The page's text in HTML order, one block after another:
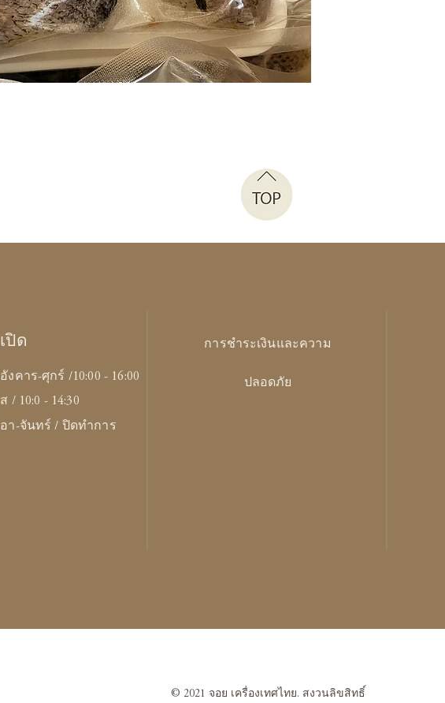
เปิด
อังคาร-ศุกร์ /10:00 - 16:00
ส / 10:0 - 14:30
อา-จันทร์ / ปิดทำการ
การชำระเงินและความ
ปลอดภัย
© 2021 จอย เครื่องเทศไทย. สงวนลิขสิทธิ์